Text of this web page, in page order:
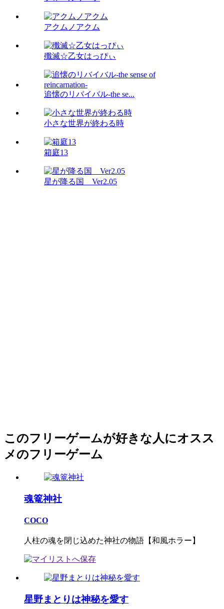
アクムノアクム
殲滅☆乙女はっぴぃ
追懐のリバイバル-the se...
小さな世界が終わる時
箱庭13
星が降る国 Ver2.05
このフリーゲームが好きな人にオスス
メのフリーゲーム
魂篭神社
COCO
人柱の魂を閉じ込めた神社の物語【和風ホラー】
星野まとりは神秘を愛す